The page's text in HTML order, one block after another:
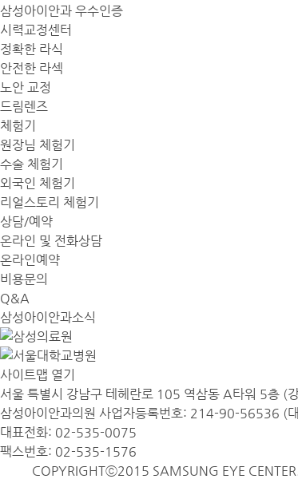
삼성아이안과 우수인증
시력교정센터
정확한 라식
안전한 라섹
노안 교정
드림렌즈
체험기
원장님 체험기
수술 체험기
외국인 체험기
리얼스토리 체험기
상담/예약
온라인 및 전화상담
온라인예약
비용문의
Q&A
삼성아이안과소식
사이트맵 열기
서울 특별시 강남구 테헤란로 105 역삼동 A타워 5층 (
삼성아이안과의원 사업자등록번호: 214-90-56536 (
대표전화: 02-535-0075
팩스번호: 02-535-1576
COPYRIGHTⓒ2015 SAMSUNG EYE CENTER.